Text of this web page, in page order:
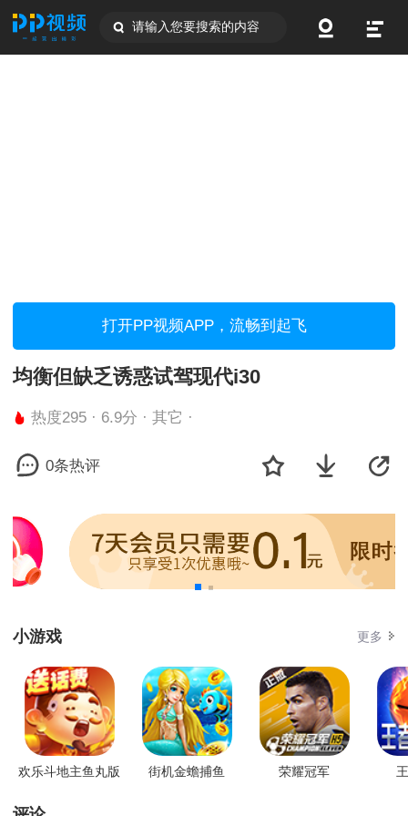
请输入您要搜索的内容
打开PP视频APP，流畅到起飞
均衡但缺乏诱惑试驾现代i30
热度295 · 6.9分 · 其它 ·
0条热评
小游戏 更多
欢乐斗地主鱼丸版 街机金蟾捕鱼 荣耀冠军